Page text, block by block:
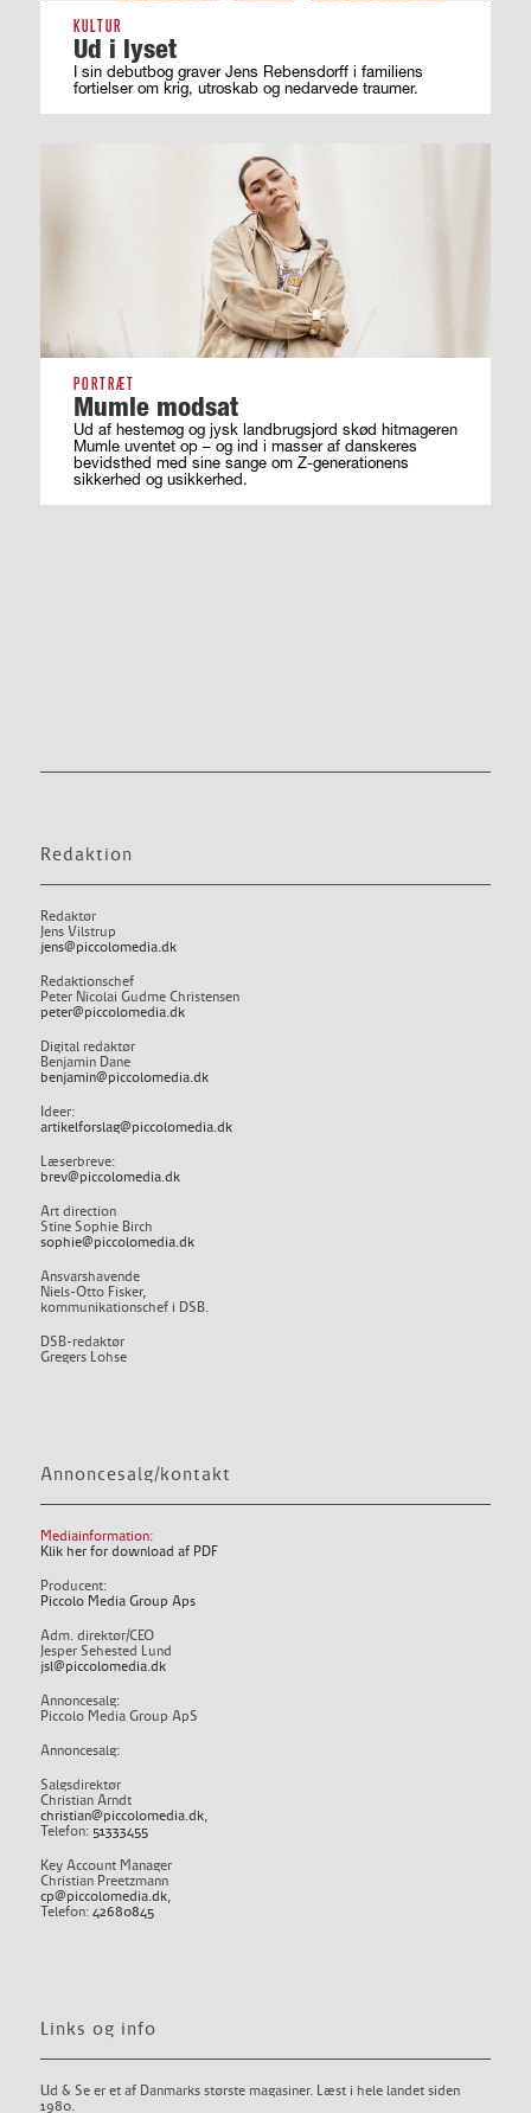
KULTUR
Ud i lyset
I sin debutbog graver Jens Rebensdorff i familiens
fortielser om krig, utroskab og nedarvede traumer.
PORTRÆT
Mumle modsat
Ud af hestemøg og jysk landbrugsjord skød hitmageren
Mumle uventet op – og ind i masser af ­danskeres
bevidsthed med sine sange om ­Z-generationens
sikkerhed og usikkerhed.
Redaktion
Redaktør
Jens Vilstrup
jens@piccolomedia.dk
Redaktionschef
Peter Nicolai Gudme Christensen
peter@piccolomedia.dk
Digital redaktør
Benjamin Dane
benjamin@piccolomedia.dk
Ideer:
artikelforslag@piccolomedia.dk
Læserbreve:
brev@piccolomedia.dk
Art direction
Stine Sophie Birch
sophie@piccolomedia.dk
Ansvarshavende
Niels-Otto Fisker,
kommunikationschef i DSB.
DSB-redaktør
Gregers Lohse
Annoncesalg/kontakt
Mediainformation:
Klik her for download af PDF
Producent:
Piccolo Media Group Aps
Adm. direktør/CEO
Jesper Sehested Lund
jsl@piccolomedia.dk
Annoncesalg:
Piccolo Media Group ApS
Annoncesalg:
Salgsdirektør
Christian Arndt
christian@piccolomedia.dk,
Telefon: 51333455
Key Account Manager
Christian Preetzmann
cp@piccolomedia.dk,
Telefon: 42680845
Links og info
Ud & Se er et af Danmarks største magasiner. Læst i hele landet siden
1980.